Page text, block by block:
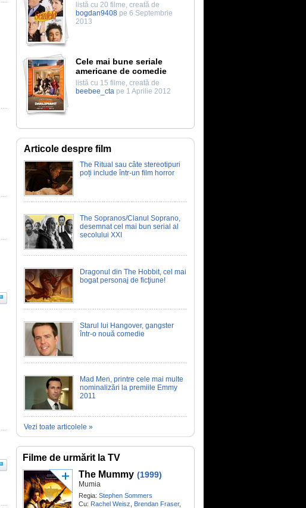
listă cu 20 filme, creată de
bogdan9408 pe 6 Septembrie
2013
Cele mai bune seriale
americane de comedie
listă cu 15 filme, creată de
beebee_cta pe 1 Aprilie 2012
Articole despre film
The Ritual sau câte stereotipuri
poți include într-un film horror
The Sopranos/Clanul Soprano,
desemnat cel mai bun serial al
secolului XXI
Dragonul din The Hobbit, cel mai
bogat personaj de ficţiune!
Starul lui Hangover, gangster
într-o nouă comedie
Mad Men, printre cele mai multe
nominalizări la premiile Emmy
2011
Vezi toate articolele »
Filme de urmărit la TV
The Mummy (1999)
Mumia
Regia: Stephen Sommers
Cu: Rachel Weisz Brendan Fraser,